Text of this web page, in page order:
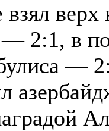
взял
2:1, в
—